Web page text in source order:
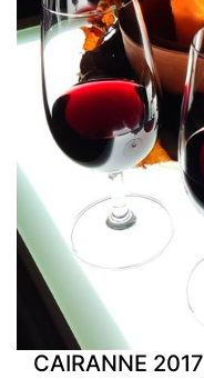
CAIRANNE 2017